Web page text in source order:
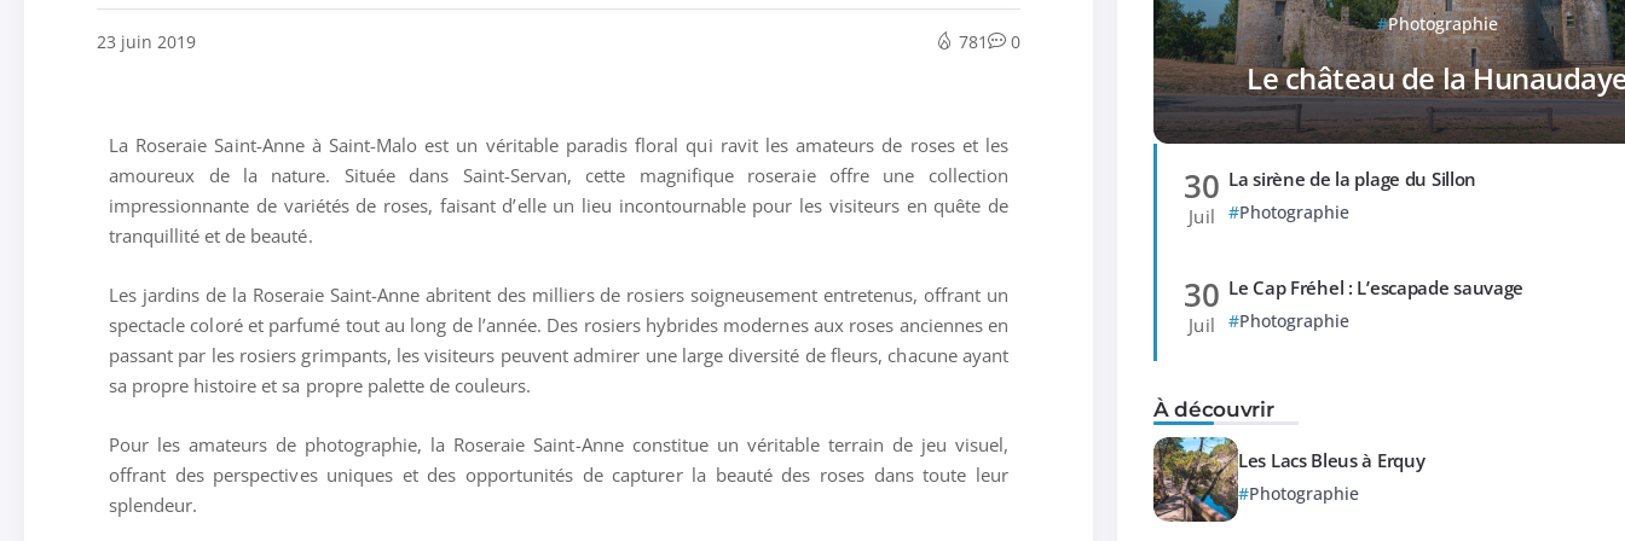
23 juin 2019 781 0
La Roseraie Saint-Anne à Saint-Malo est un véritable paradis floral qui ravit les amateurs de roses et les
amoureux de la nature. Située dans Saint-Servan, cette magnifique roseraie offre une collection
impressionnante de variétés de roses, faisant d’elle un lieu incontournable pour les visiteurs en quête de
tranquillité et de beauté.
Les jardins de la Roseraie Saint-Anne abritent des milliers de rosiers soigneusement entretenus, offrant un
spectacle coloré et parfumé tout au long de l’année. Des rosiers hybrides modernes aux roses anciennes en
passant par les rosiers grimpants, les visiteurs peuvent admirer une large diversité de fleurs, chacune ayant
sa propre histoire et sa propre palette de couleurs.
Pour les amateurs de photographie, la Roseraie Saint-Anne constitue un véritable terrain de jeu visuel,
offrant des perspectives uniques et des opportunités de capturer la beauté des roses dans toute leur
splendeur.
Photographie
Le château de la
30
Juil
La sirène de la plage du Sillon
Photographie
30
Juil
Le Cap Fréhel : L’escapade sauvage
Photographie
À découvrir
Les Lacs Bleus à Erquy
Photographie